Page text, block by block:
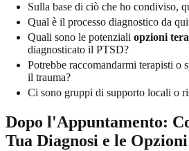
Sulla base di ciò che ho condiviso,
Qual è il processo diagnostico da
Quali sono le potenziali opzioni
diagnosticato il PTSD?
Potrebbe raccomandarmi terapisti o
il trauma?
Ci sono gruppi di supporto locali o
Dopo l'Appuntamento:
Tua Diagnosi e le Opzioni